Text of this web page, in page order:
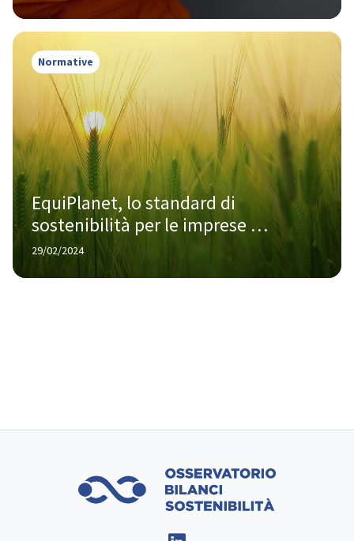
Normative
EquiPlanet, lo standard di
sostenibilità per le imprese
agroalimentari
29/02/2024